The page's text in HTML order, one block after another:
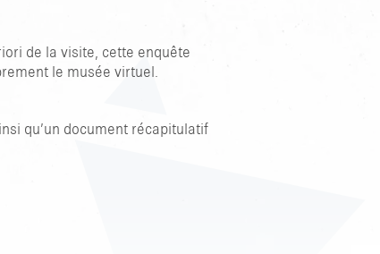
de la visite, cette enquête
le musée virtuel.
qu’un document récapitulatif